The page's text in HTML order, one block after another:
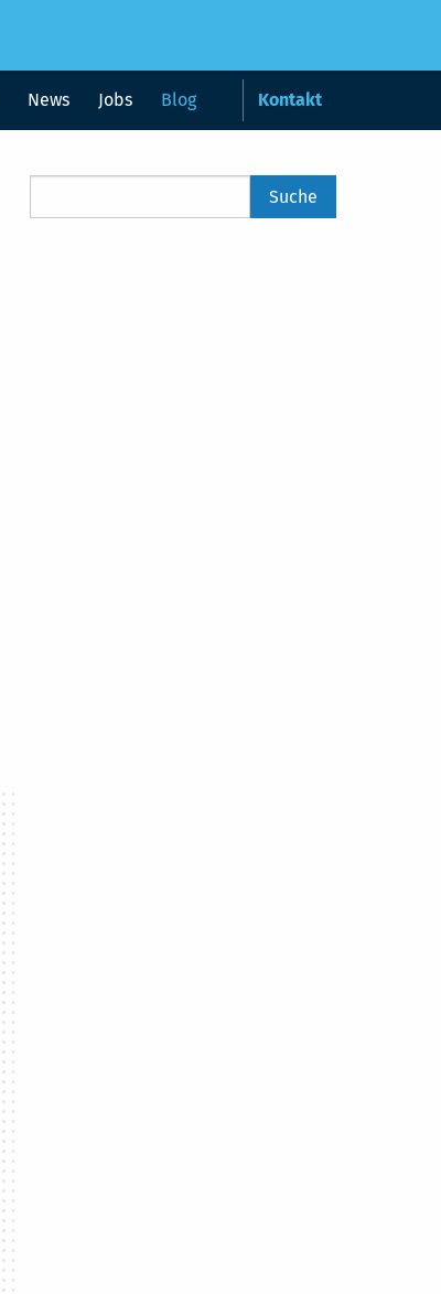
News Jobs Blog Kontakt